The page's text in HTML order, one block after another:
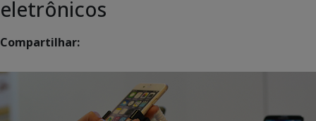
eletrônicos
Compartilhar: